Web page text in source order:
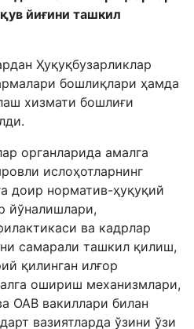
йиғини ташкил
Ҳуқуқбузарликлар
бошлиқлари ҳамда
хизмати бошлиғи
органларида амалга
ислоҳотларнинг
доир норматив-ҳуқуқий
йўналишлари,
ва кадрлар
самарали ташкил қилиш,
қилинган илғор
ошириш механизмлари,
ОАВ вакиллари билан
вазиятларда ўзини ўзи